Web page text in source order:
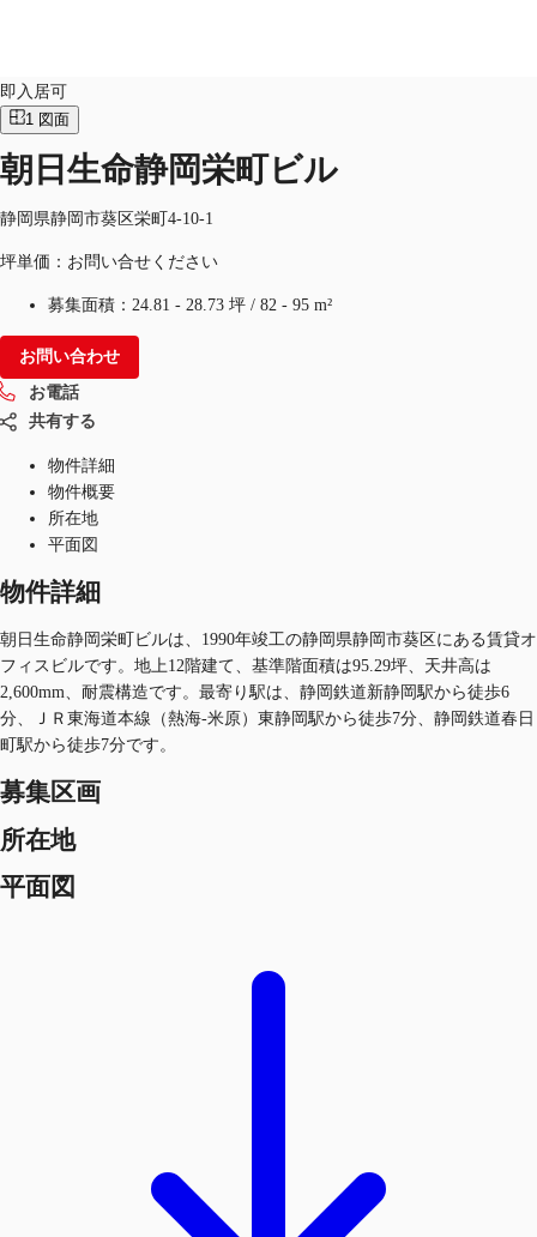
オフィス・事務所
倉庫・物流センター
地図検索
記事
仲介会社様はこちらへ
お気に入り
JP
お電話 お問合せ
即入居可
1 図面
朝日生命静岡栄町ビル
静岡県静岡市葵区栄町4-10-1
坪単価：お問い合せください
募集面積： 24.81 - 28.73 坪 / 82 - 95 m²
お問い合わせ
お電話
共有する
物件詳細
物件概要
所在地
平面図
物件詳細
朝日生命静岡栄町ビルは、1990年竣工の静岡県静岡市葵区にある賃貸オ
フィスビルです。地上12階建て、基準階面積は95.29坪、天井高は
2,600mm、耐震構造です。最寄り駅は、静岡鉄道新静岡駅から徒歩6
分、ＪＲ東海道本線（熱海-米原）東静岡駅から徒歩7分、静岡鉄道春日
町駅から徒歩7分です。
募集区画
所在地
平面図